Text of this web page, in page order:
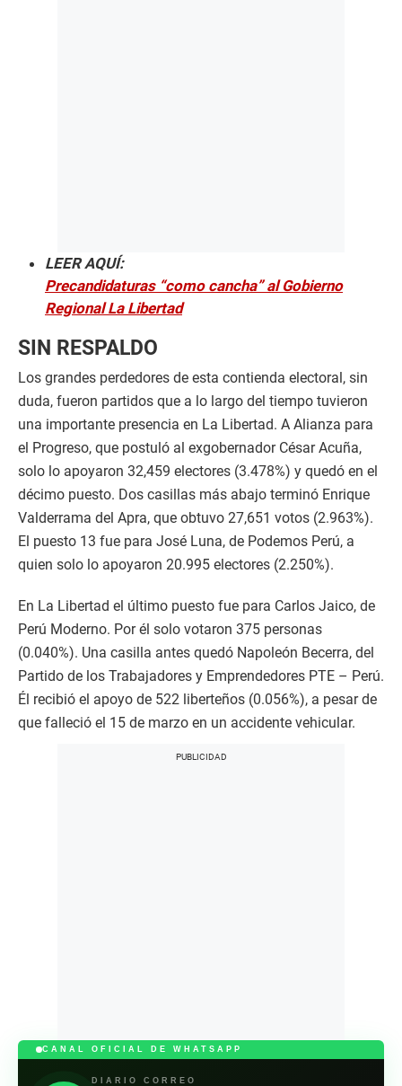
LEER AQUÍ:
Precandidaturas “como cancha” al Gobierno
Regional La Libertad
SIN RESPALDO
Los grandes perdedores de esta contienda electoral, sin
duda, fueron partidos que a lo largo del tiempo tuvieron
una importante presencia en La Libertad. A Alianza para
el Progreso, que postuló al exgobernador César Acuña,
solo lo apoyaron 32,459 electores (3.478%) y quedó en el
décimo puesto. Dos casillas más abajo terminó Enrique
Valderrama del Apra, que obtuvo 27,651 votos (2.963%).
El puesto 13 fue para José Luna, de Podemos Perú, a
quien solo lo apoyaron 20.995 electores (2.250%).
En La Libertad el último puesto fue para Carlos Jaico, de
Perú Moderno. Por él solo votaron 375 personas
(0.040%). Una casilla antes quedó Napoleón Becerra, del
Partido de los Trabajadores y Emprendedores PTE – Perú.
Él recibió el apoyo de 522 liberteños (0.056%), a pesar de
que falleció el 15 de marzo en un accidente vehicular.
CANAL OFICIAL DE WHATSAPP
DIARIO CORREO